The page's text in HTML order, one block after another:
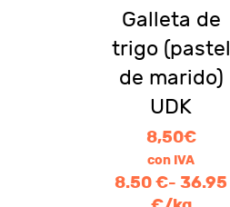
Galleta de
trigo (pastel
de marido)
UDK
8,50€
con IVA
8.50 €- 36.95